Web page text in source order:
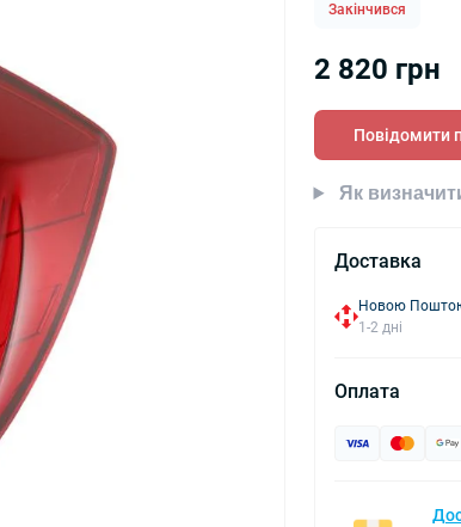
Закінчився
2 820 грн
Повідомити
Як
Доставка
Новою
1-2 дні
Оплата